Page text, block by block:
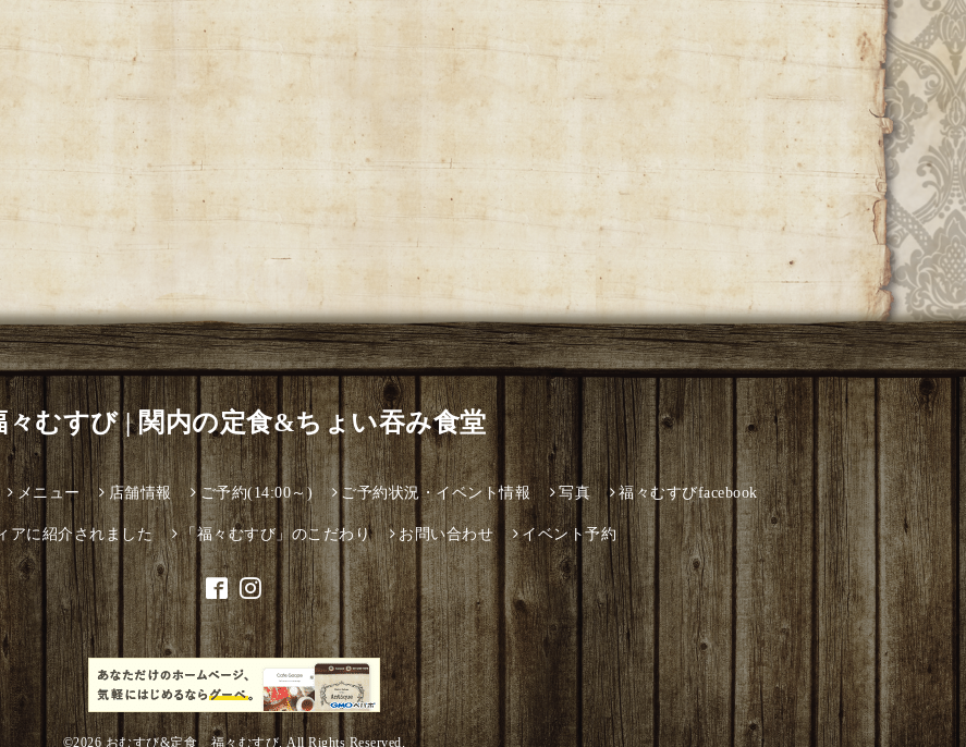
々むすび | 関内の定食&ちょい吞み食堂
メニュー 店舗情報 ご予約(14:00～) ご予約状況・イベント情報 写真 福々むすびfacebook
アに紹介されました 「福々むすび」のこだわり お問い合わせ イベント予約
©2026おむすび&定食 福々むすび. All Rights Reserved.